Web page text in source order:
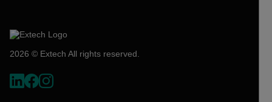
2026 © Extech All rights reserved.